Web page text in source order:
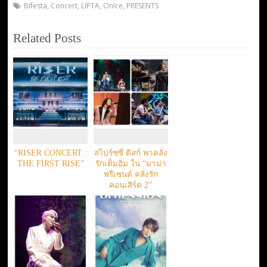
Bifesta, Concert, LIPTA, OnIce, PRESENTS
Related Posts
“RISER CONCERT :
THE FIRST RISE”
สไปร์ซซี่ ดิสก์ พาคลั่ง
รักเต็มอิ่ม ใน “มาม่า
พรีเซนต์ คลั่งรัก
คอนเสิร์ต 2”